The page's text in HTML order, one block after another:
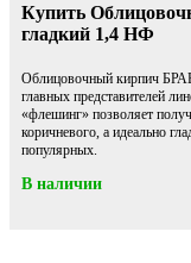
Купить
гладкий 1,4 НФ
Облицовочный кирпич
главных представителей
«флешинг» позволяет
коричневого, а идеально
популярных.
В наличии